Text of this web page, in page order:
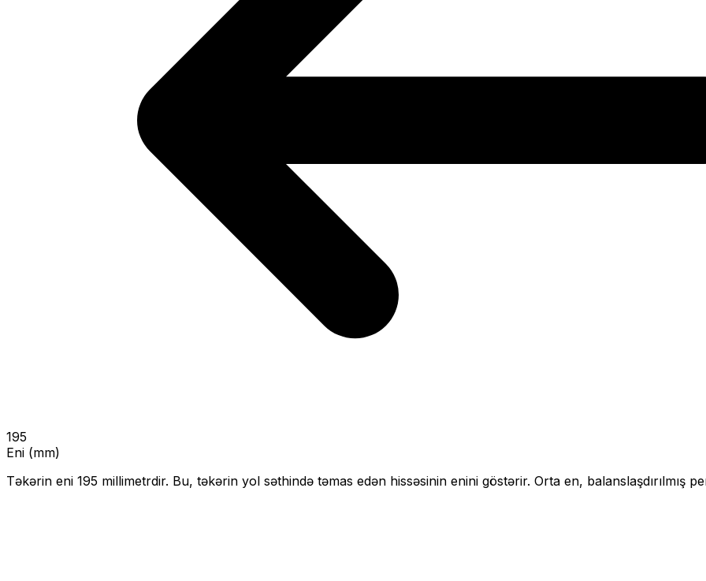
195
Eni (mm)
Təkərin eni 195 millimetrdir. Bu, təkərin yol səthində təmas edən hissəsinin enini göstərir. Orta en, balanslaşdırılmış